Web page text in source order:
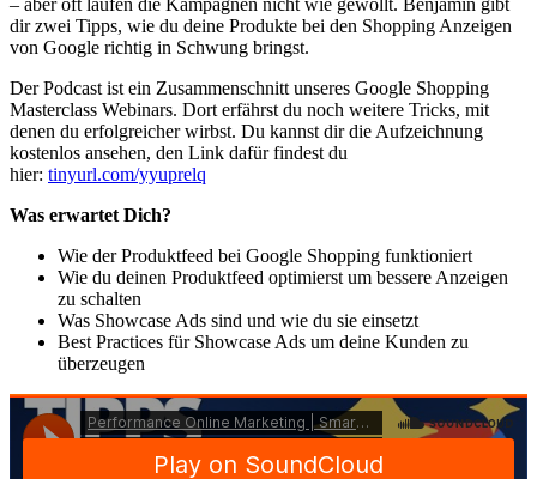
– aber oft laufen die Kampagnen nicht wie gewollt. Benjamin gibt
dir zwei Tipps, wie du deine Produkte bei den Shopping Anzeigen
von Google richtig in Schwung bringst.
Der Podcast ist ein Zusammenschnitt unseres Google Shopping
Masterclass Webinars. Dort erfährst du noch weitere Tricks, mit
denen du erfolgreicher wirbst. Du kannst dir die Aufzeichnung
kostenlos ansehen, den Link dafür findest du
hier: tinyurl.com/yyuprelq
Was erwartet Dich?
Wie der Produktfeed bei Google Shopping funktioniert
Wie du deinen Produktfeed optimierst um bessere Anzeigen
zu schalten
Was Showcase Ads sind und wie du sie einsetzt
Best Practices für Showcase Ads um deine Kunden zu
überzeugen